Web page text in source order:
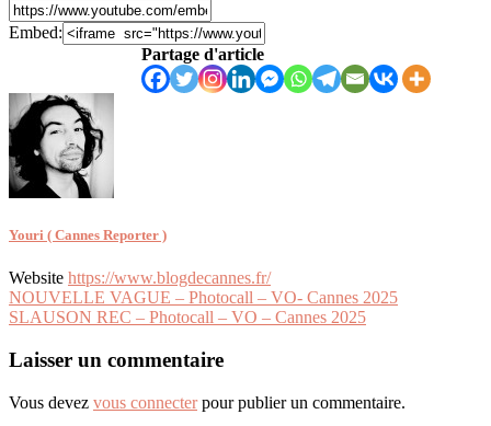
Embed:
Partage d'article
Youri ( Cannes Reporter )
Website https://www.blogdecannes.fr/
Navigation
de
l’article
NOUVELLE VAGUE – Photocall – VO- Cannes 2025
SLAUSON REC – Photocall – VO – Cannes 2025
Laisser un commentaire
Vous devez vous connecterpour publier un commentaire.